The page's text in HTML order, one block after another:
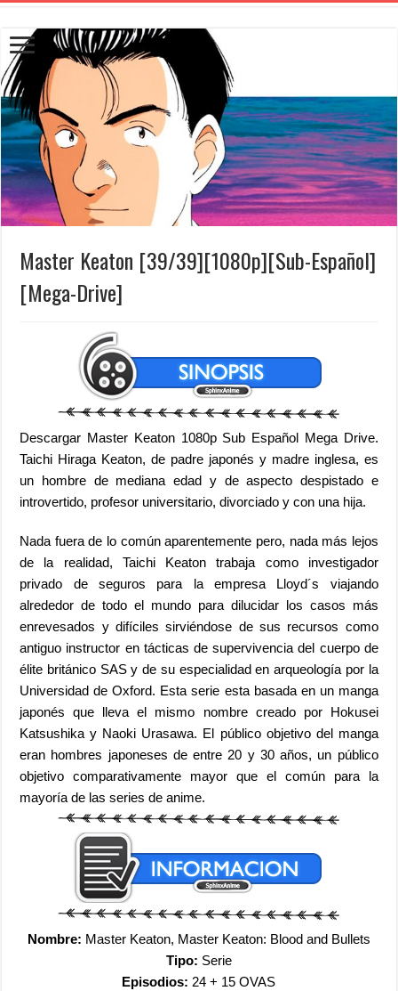
Master Keaton [39/39][1080p][Sub-Español]
[Mega-Drive]
Descargar Master Keaton 1080p Sub Español Mega Drive.
Taichi Hiraga Keaton, de padre japonés y madre inglesa, es
un hombre de mediana edad y de aspecto despistado e
introvertido, profesor universitario, divorciado y con una hija.
Nada fuera de lo común aparentemente pero, nada más lejos
de la realidad, Taichi Keaton trabaja como investigador
privado de seguros para la empresa Lloyd´s viajando
alrededor de todo el mundo para dilucidar los casos más
enrevesados y difíciles sirviéndose de sus recursos como
antiguo instructor en tácticas de supervivencia del cuerpo de
élite británico SAS y de su especialidad en arqueología por la
Universidad de Oxford. Esta serie esta basada en un manga
japonés que lleva el mismo nombre creado por Hokusei
Katsushika y Naoki Urasawa. El público objetivo del manga
eran hombres japoneses de entre 20 y 30 años, un público
objetivo comparativamente mayor que el común para la
mayoría de las series de anime.
Nombre: Master Keaton, Master Keaton: Blood and Bullets
Tipo: Serie
Episodios:24 + 15 OVAS